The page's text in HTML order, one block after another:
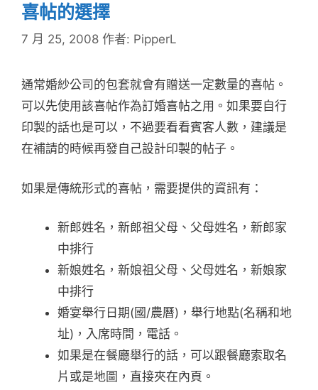
喜帖的選擇
7 月 25, 2008 作者: PipperL
通常婚紗公司的包套就會有贈送一定數量的喜帖。
可以先使用該喜帖作為訂婚喜帖之用。如果要自行
印製的話也是可以，不過要看看賓客人數，建議是
在補請的時候再發自己設計印製的帖子。
如果是傳統形式的喜帖，需要提供的資訊有：
新郎姓名，新郎祖父母、父母姓名，新郎家
中排行
新娘姓名，新娘祖父母、父母姓名，新娘家
中排行
婚宴舉行日期(國/農曆)，舉行地點(名稱和地
址)，入席時間，電話。
如果是在餐廳舉行的話，可以跟餐廳索取名
片或是地圖，直接夾在內頁。